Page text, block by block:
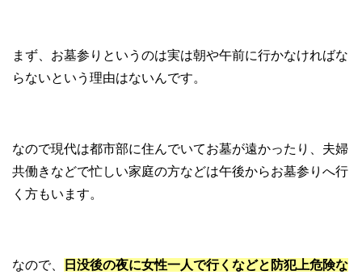
まず、お墓参りというのは実は朝や午前に行かなければな
らないという理由はないんです。
なので現代は都市部に住んでいてお墓が遠かったり、夫婦
共働きなどで忙しい家庭の方などは午後からお墓参りへ行
く方もいます。
なので、 日没後の夜に女性一人で行くなどと防犯上危険な